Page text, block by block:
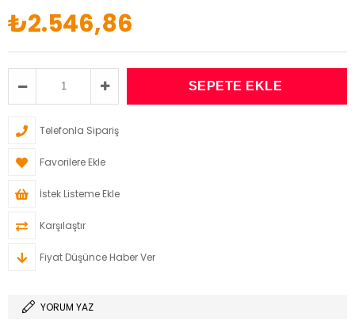
₺2.546,86
Telefonla Sipariş
Favorilere Ekle
İstek Listeme Ekle
Karşılaştır
Fiyat Düşünce Haber Ver
YORUM YAZ